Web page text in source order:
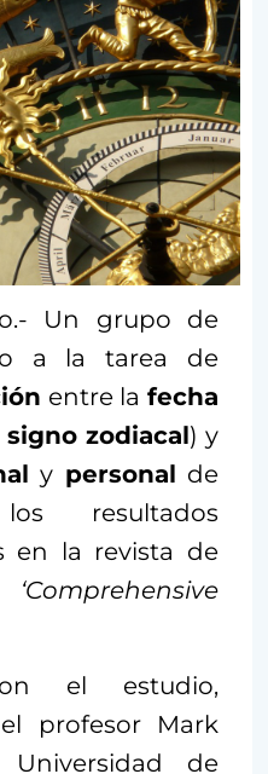
Un grupo de
a la tarea de
entre lafecha
signo zodiacal) y
y personal de
resultados
en la revista de
‘Comprehensive
el estudio,
profesor Mark
de